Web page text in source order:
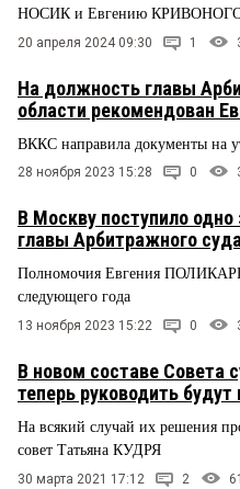
НОСИК и Евгению
20 апреля 2024 09:30 1
На должность главы
области рекомендован
ВККС направила документы
28 ноября 2023 15:28 0
В Москву поступило
главы Арбитражного
Полномочия Евгения
следующего года
13 ноября 2023 15:22 0
В новом составе Совета
теперь руководить
На всякий случай их решения
совет Татьяна КУДРЯ
30 марта 2021 17:12 2